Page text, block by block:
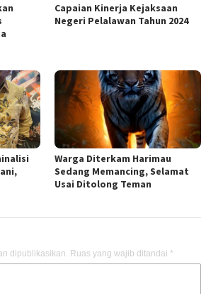
Capaian Kinerja Kejaksaan
Negeri Pelalawan Tahun 2024
Warga Diterkam Harimau
Sedang Memancing, Selamat
Usai Ditolong Teman
dipublikasikan. Ruas yang wajib ditandai *